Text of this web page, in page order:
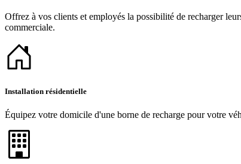
Offrez à vos clients et employés la possibilité de recharger
commerciale.
Installation résidentielle
Équipez votre domicile d'une borne de recharge pour votre